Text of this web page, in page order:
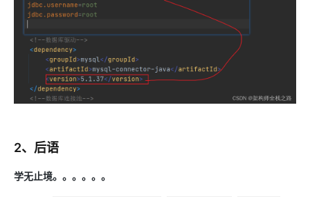
2、后语
学无止境。。。。。。